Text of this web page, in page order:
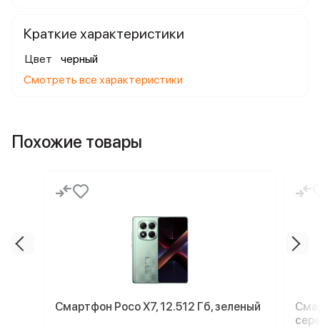
Краткие характеристики
Цвет
черный
Смотреть все характеристики
Похожие товары
Смартфон Poco X7, 12.512 Гб, зеленый